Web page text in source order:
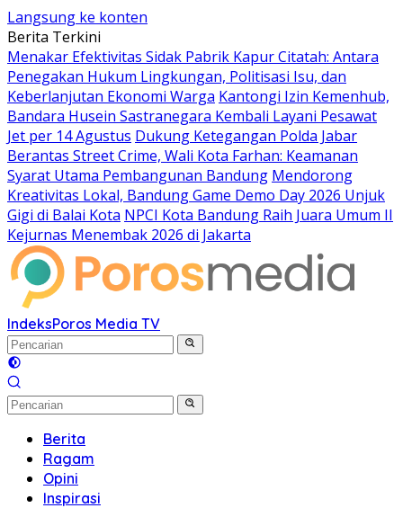
Langsung ke konten
Berita Terkini
Menakar Efektivitas Sidak Pabrik Kapur Citatah: Antara
Penegakan Hukum Lingkungan, Politisasi Isu, dan
Keberlanjutan Ekonomi Warga Kantongi Izin Kemenhub,
Bandara Husein Sastranegara Kembali Layani Pesawat
Jet per 14 Agustus Dukung Ketegangan Polda Jabar
Berantas Street Crime, Wali Kota Farhan: Keamanan
Syarat Utama Pembangunan Bandung Mendorong
Kreativitas Lokal, Bandung Game Demo Day 2026 Unjuk
Gigi di Balai Kota NPCI Kota Bandung Raih Juara Umum II
Kejurnas Menembak 2026 di Jakarta
IndeksPoros Media TV
Berita
Ragam
Opini
Inspirasi